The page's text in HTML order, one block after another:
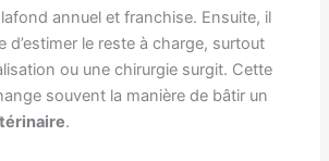
annuel et franchise. Ensuite, il
d’estimer le reste à charge, surtout
ou une chirurgie surgit. Cette
souvent la manière de bâtir un
.